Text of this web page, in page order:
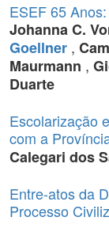
ESEF 65
Johanna C.
Goellner ,
Maurmann ,
Duarte
Escolarização
com a
Calegari dos
Entre-atos da
Processo